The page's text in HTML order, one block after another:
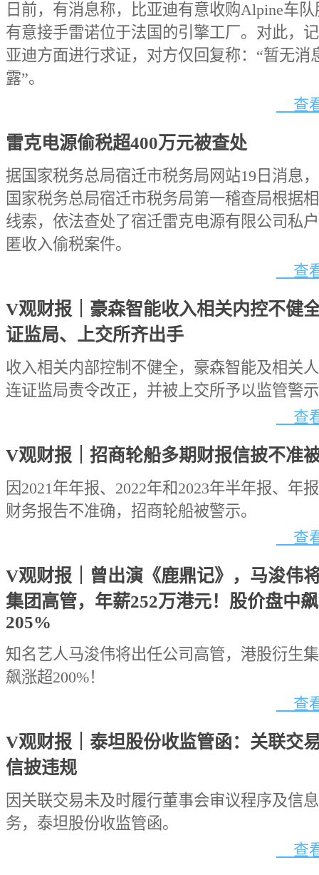
日前，有消息称，比亚迪有意收购Alpine车
有意接手雷诺位于法国的引擎工厂。对此，
亚迪方面进行求证，对方仅回复称：“暂无消
露”。
查
雷克电源偷税超400万元被查处
据国家税务总局宿迁市税务局网站19日消息
国家税务总局宿迁市税务局第一稽查局根据
线索，依法查处了宿迁雷克电源有限公司私
匿收入偷税案件。
查
V观财报｜豪森智能收入相关内控不健
证监局、上交所齐出手
收入相关内部控制不健全，豪森智能及相关
连证监局责令改正，并被上交所予以监管警
查
V观财报｜招商轮船多期财报信披不准
因2021年年报、2022年和2023年半年报、年
财务报告不准确，招商轮船被警示。
查
V观财报｜曾出演《鹿鼎记》，马浚伟
集团高管，年薪252万港元！股价盘中
205%
知名艺人马浚伟将出任公司高管，港股衍生
飙涨超200%！
查
V观财报｜泰坦股份收监管函：关联交
信披违规
因关联交易未及时履行董事会审议程序及信
务，泰坦股份收监管函。
查